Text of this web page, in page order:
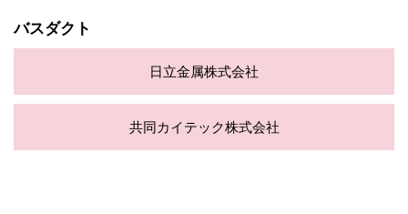
バスダクト
日立金属株式会社
共同カイテック株式会社